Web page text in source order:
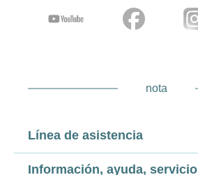
nota
Línea de asistencia
Información, ayuda, servicio